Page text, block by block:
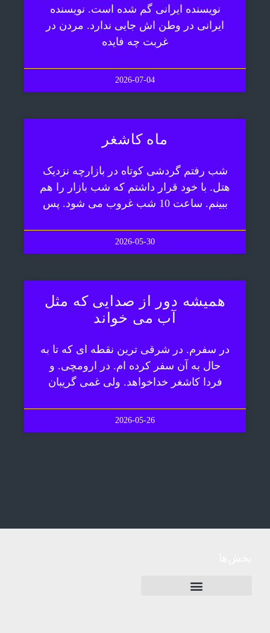
نویسنده ایرانی گم شده است. نویسنده
ایرانی در وطن اش جایی ندارد. مردن در
غربت چه فایده
2026-07-04
ماه کاشغر
شب رفتم گردشی کوتاه در بازارچه نزدیک
هتل. با خود قرار داشتم که شب بازار را هم
ببینم. ساعت 10 شب غروب می شود. پس
2026-05-30
همیشه دور از صدایی که مثل
آب می خواند
در سفرم. در شرقی ترین نقطه ای که تا به
حال به آن سفر کرده ام. در ارومچی. و
فردا کاشغر خداخواهد. ولی غمی گریبان
2026-05-26